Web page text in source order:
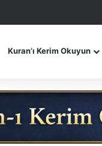
Kuran’ı Kerim Okuyun